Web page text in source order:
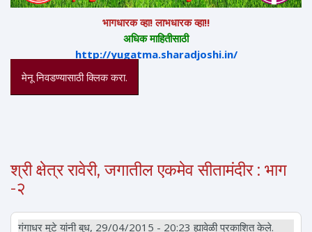
भागधारक व्हा! लाभधारक व्हा!!
अधिक माहितीसाठी
http://yugatma.sharadjoshi.in/
मेनू निवडण्यासाठी क्लिक करा.
श्री क्षेत्र रावेरी, जगातील एकमेव सीतामंदीर : भाग
-२
गंगाधर मुटेयांनी बुध, 29/04/2015 - 20:23 ह्यावेळी प्रकाशित केले.